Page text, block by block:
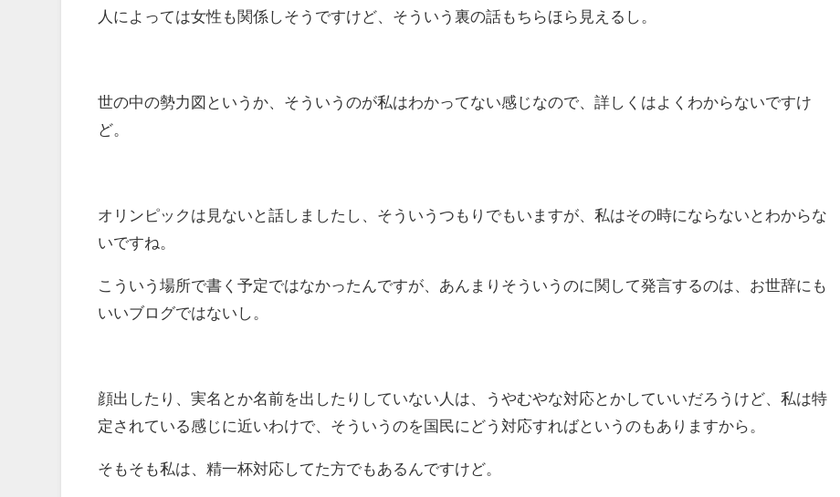
人によっては女性も関係しそうですけど、そういう裏の話もちらほら見えるし。
世の中の勢力図というか、そういうのが私はわかってない感じなので、詳しくはよくわからないですけ
ど。
オリンピックは見ないと話しましたし、そういうつもりでもいますが、私はその時にならないとわからな
いですね。
こういう場所で書く予定ではなかったんですが、あんまりそういうのに関して発言するのは、お世辞にも
いいブログではないし。
顔出したり、実名とか名前を出したりしていない人は、うやむやな対応とかしていいだろうけど、私は特
定されている感じに近いわけで、そういうのを国民にどう対応すればというのもありますから。
そもそも私は、精一杯対応してた方でもあるんですけど。